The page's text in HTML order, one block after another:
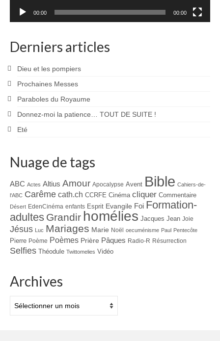
00:00 00:00
Derniers articles
Dieu et les pompiers
Prochaines Messes
Paraboles du Royaume
Donnez-moi la patience… TOUT DE SUITE !
Eté
Nuage de tags
ABC Actes Altius Amour Apocalypse Avent Bible Cahiers-de-
l'ABC Carême cath.ch CCRFE Cinéma cliquer Commentaire
Désert EdenCinéma enfants Esprit Evangile Foi Formation-
adultes Grandir homélies Jacques Jean Joie
Jésus Luc Mariages Marie Noël oecuménisme Paul Pentecôte
Pierre Poème Poèmes Prière Pâques Radio-R Résurrection
Selfies Théodule Twittomelies Vidéo
Archives